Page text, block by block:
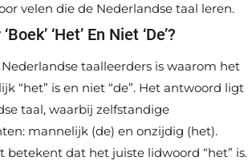
velen die de Nederlandse taal leren.
‘het’ En Niet ‘de’?
taalleerders is waarom het
“het” is en niet “de”. Het antwoord ligt
taal, waarbij zelfstandige
mannelijk (de) en onzijdig (het).
betekent dat het juiste lidwoord “het” is.